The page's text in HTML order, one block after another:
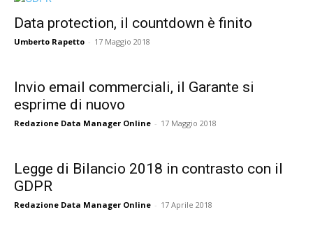
Data protection, il countdown è finito
Umberto Rapetto - 17 Maggio 2018
Invio email commerciali, il Garante si
esprime di nuovo
Redazione Data Manager Online - 17 Maggio 2018
Legge di Bilancio 2018 in contrasto con il
GDPR
Redazione Data Manager Online - 17 Aprile 2018